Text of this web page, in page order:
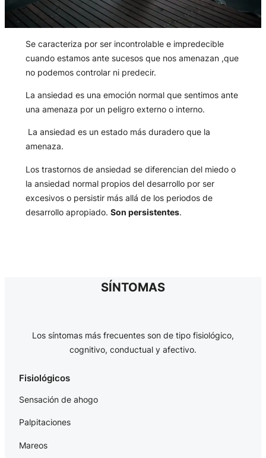
Se caracteriza por ser incontrolable e impredecible
cuando estamos ante sucesos que nos amenazan ,que
no podemos controlar ni predecir.
La ansiedad es una emoción normal que sentimos ante
una amenaza por un peligro externo o interno.
La ansiedad es un estado más duradero que la
amenaza.
Los trastornos de ansiedad se diferencian del miedo o
la ansiedad normal propios del desarrollo por ser
excesivos o persistir más allá de los periodos de
desarrollo apropiado. Son persistentes.
SÍNTOMAS
Los síntomas más frecuentes son de tipo fisiológico,
cognitivo, conductual y afectivo.
Fisiológicos
Sensación de ahogo
Palpitaciones
Mareos